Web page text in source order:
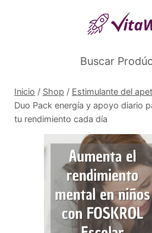
Buscar
Inicio / Shop / Estimulante del
Duo Pack energía y apoyo diario
tu rendimiento cada día